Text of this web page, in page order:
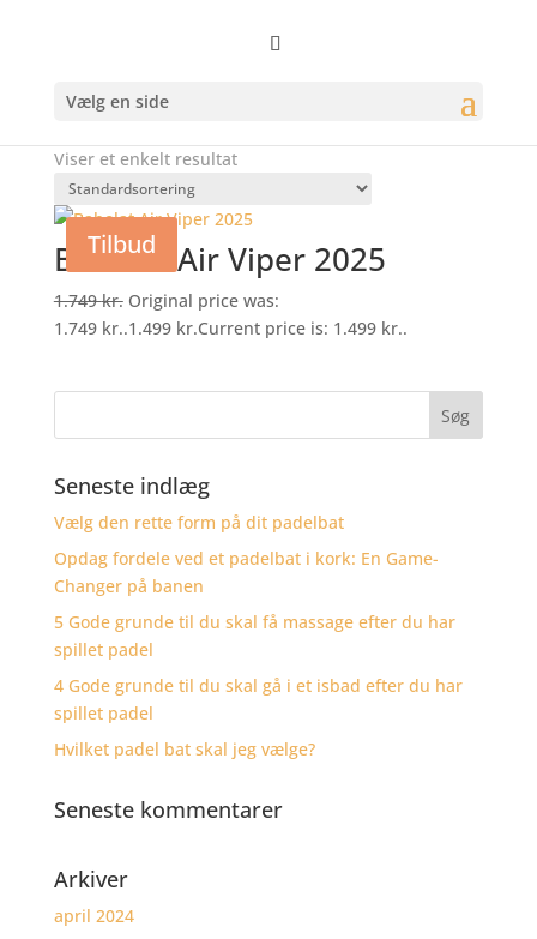
Vælg en side
1
Viser et enkelt resultat
Tilbud
Babolat Air Viper 2025
1.749kr. Original price was:
1.749 kr..1.499 kr.Current price is: 1.499 kr..
Seneste indlæg
Vælg den rette form på dit padelbat
Opdag fordele ved et padelbat i kork: En Game-
Changer på banen
5 Gode grunde til du skal få massage efter du har
spillet padel
4 Gode grunde til du skal gå i et isbad efter du har
spillet padel
Hvilket padel bat skal jeg vælge?
Seneste kommentarer
Arkiver
april 2024